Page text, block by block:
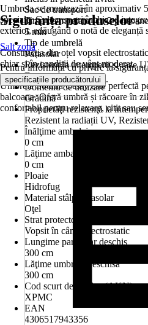
Sac de transport
Timp de montare (cu 2
5 min
Tip de umbrelă
Parasolar
Rezistent la intemperii şi raze
Da
Domeniu de utilizare
Grădină
Proprietăţi rezistenţă la
Rezistent la radiații UV,
Înălţime ambalaj
0 cm
Lăţime ambalaj
0 cm
Ploaie
Hidrofug
Material stâlp parasolar
Oţel
Strat protector stâlp umbrelă
Vopsit în câmp electrostatic
Lungime parasolar deschis
300 cm
Lăţime umbrelă deschisă
300 cm
Cod scurt de produs (AKN)
XPMC
EAN
4306517943356
Umbrela se montează în aproximativ
speciale. Culoarea gri închis se
exterior, adăugând o notă de eleganță
Construcția din oțel vopsit
chiar și în condiții de vânt moderat.
Umbrela Soluna Cessy este perfectă
balcoane. Oferă umbră și răcoare în
confortabil pentru relaxare, citit sau
Siguranța produselor
Salt zonă
Pentru informații cu privire la
specificațiile producătorului .